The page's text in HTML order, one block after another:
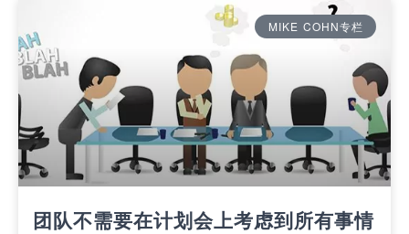
MIKE COHN专栏
团队不需要在计划会上考虑到所有事情